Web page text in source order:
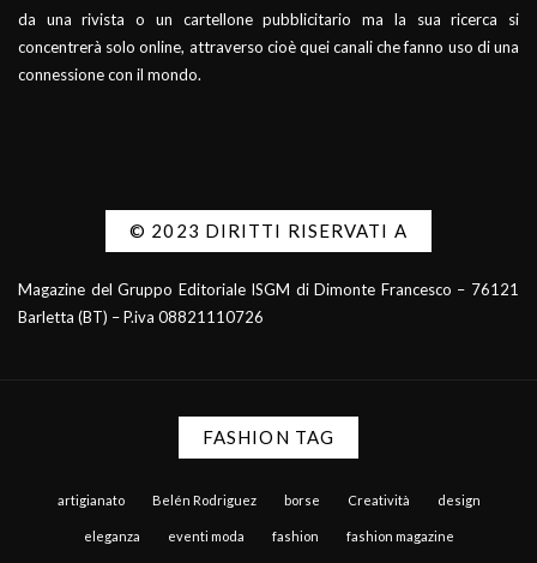
da una rivista o un cartellone pubblicitario ma la sua ricerca si
concentrerà solo online, attraverso cioè quei canali che fanno uso di una
connessione con il mondo.
© 2023 DIRITTI RISERVATI A
Magazine del Gruppo Editoriale ISGM di Dimonte Francesco – 76121
Barletta (BT) – P.iva 08821110726
FASHION TAG
artigianato Belén Rodriguez borse Creatività design
eleganza eventi moda fashion fashion magazine